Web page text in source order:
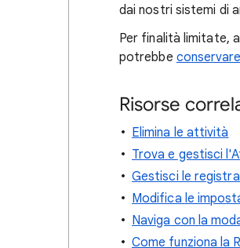
dai nostri sistemi di
Per finalità limitate,
potrebbe
Risorse
Elimina le attività
Trova e gestisci
Gestisci le
Modifica le
Naviga con la
Come funziona la